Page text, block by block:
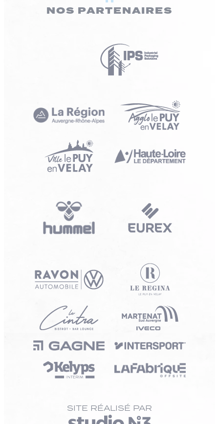
NOS PARTENAIRES
SITE RÉALISÉ PAR